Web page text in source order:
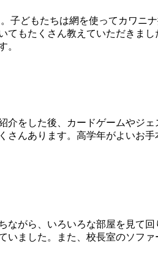
どもたちは網を使ってカワニ
もたくさん教えていただきま
。
をした後、カードゲームやジ
んあります。高学年がよいお
がら、いろいろな部屋を見て
ました。また、校長室のソファ